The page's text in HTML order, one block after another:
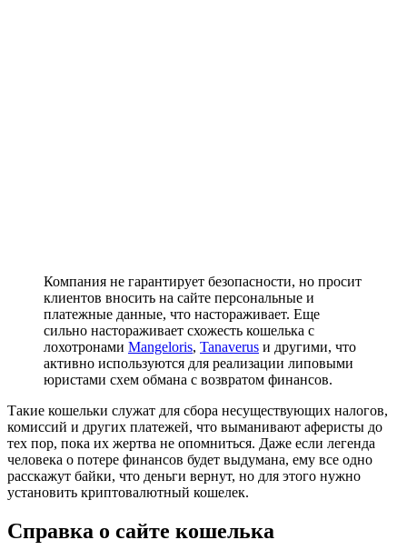
Компания не гарантирует безопасности, но просит
клиентов вносить на сайте персональные и
платежные данные, что настораживает. Еще
сильно настораживает схожесть кошелька с
лохотронами Mangeloris, Tanaverus и другими, что
активно используются для реализации липовыми
юристами схем обмана с возвратом финансов.
Такие кошельки служат для сбора несуществующих налогов,
комиссий и других платежей, что выманивают аферисты до
тех пор, пока их жертва не опомниться. Даже если легенда
человека о потере финансов будет выдумана, ему все одно
расскажут байки, что деньги вернут, но для этого нужно
установить криптовалютный кошелек.
Справка о сайте кошелька